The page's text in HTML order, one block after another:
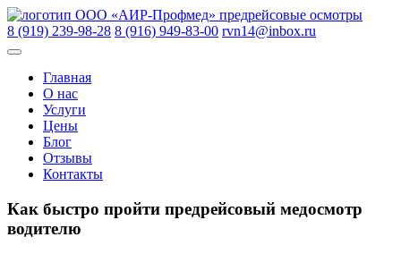
Skip
to
content
ООО «АИР-Профмед» предрейсовые осмотры
8 (919) 239-98-28 8 (916) 949-83-00 rvn14@inbox.ru
Главная
О нас
Услуги
Цены
Блог
Отзывы
Контакты
Как быстро пройти предрейсовый медосмотр
водителю